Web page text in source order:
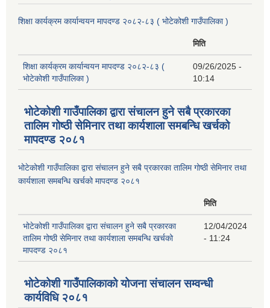
शिक्षा कार्यक्रम कार्यान्वयन मापदण्ड २०८२-८३ ( भोटेकोशी गाउँपालिका )
मिति
शिक्षा कार्यक्रम कार्यान्वयन मापदण्ड २०८२-८३ (
भोटेकोशी गाउँपालिका )
09/26/2025 -
10:14
भोटेकोशी गाउँपालिका द्वारा संचालन हुने सबै प्रकारका
तालिम गोष्ठी सेमिनार तथा कार्यशाला समबन्धि खर्चको
मापदण्ड २०८१
भोटेकोशी गाउँपालिका द्वारा संचालन हुने सबै प्रकारका तालिम गोष्ठी सेमिनार तथा
कार्यशाला समबन्धि खर्चको मापदण्ड २०८१
मिति
भोटेकोशी गाउँपालिका द्वारा संचालन हुने सबै प्रकारका
तालिम गोष्ठी सेमिनार तथा कार्यशाला समबन्धि खर्चको
मापदण्ड २०८१
12/04/2024
- 11:24
भोटेकोशी गाउँपालिकाको योजना संचालन सम्वन्धी
कार्यविधि २०८१